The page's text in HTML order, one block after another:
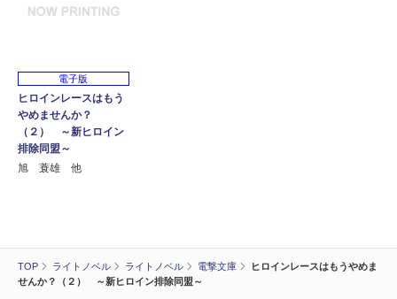
TOP ライトノベル ライトノベル 電撃文庫
ヒロインレースはもうやめま
せんか？（２） ～新ヒロイン排除同盟～
電子版
ヒロインレースはもう
やめませんか？
（２） ～新ヒロイン
排除同盟～
旭 蓑雄 他